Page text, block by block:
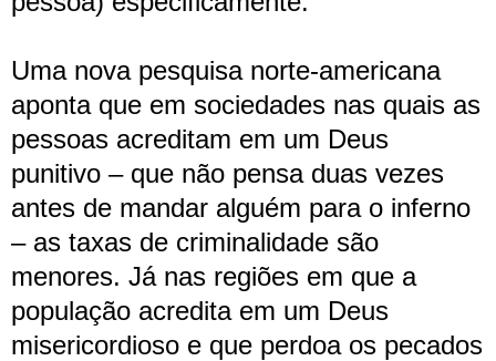
Uma nova pesquisa norte-americana
aponta que em sociedades nas quais as
pessoas acreditam em um Deus
punitivo – que não pensa duas vezes
antes de mandar alguém para o inferno
– as taxas de criminalidade são
menores. Já nas regiões em que a
população acredita em um Deus
misericordioso e que perdoa os pecados